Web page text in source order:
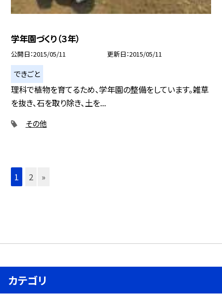
学年園づくり（３年）
公開日 2015/05/11 更新日 2015/05/11
できごと
理科で植物を育てるため、学年園の整備をしています。雑草
を抜き、石を取り除き、土を...
その他
1 2 »
カテゴリ